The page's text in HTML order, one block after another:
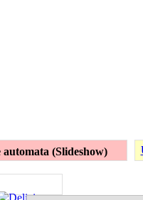
(Slideshow)